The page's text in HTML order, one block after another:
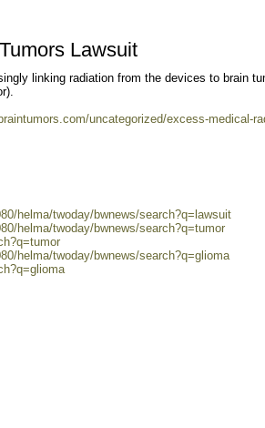
Lawsuit
linking radiation from the devices to brain
uncategorized/excess-medical-
helma/twoday/bwnews/search?q=lawsuit
helma/twoday/bwnews/search?q=tumor
helma/twoday/bwnews/search?q=glioma